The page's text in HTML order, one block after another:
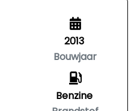
2013
Bouwjaar
Benzine